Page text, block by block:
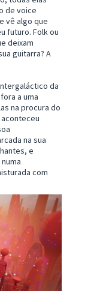
de voice
vê algo que
futuro. Folk ou
deixam
guitarra? A
da
a uma
na procura do
na sua
e
com